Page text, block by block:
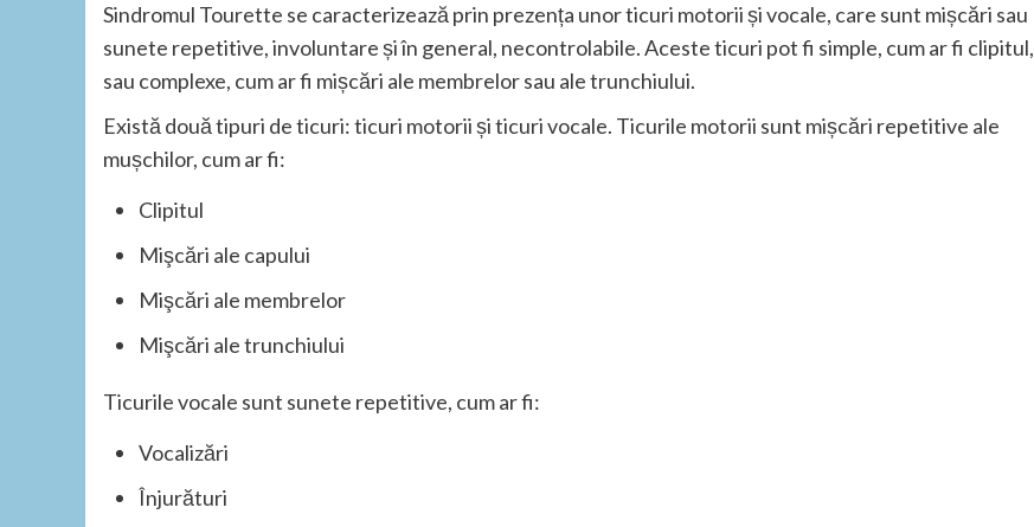
Sindromul Tourette se caracterizează prin prezența unor ticuri motorii și vocale, care sunt mișcări sau
sunete repetitive, involuntare și în general, necontrolabile. Aceste ticuri pot fi simple, cum ar fi clipitul,
sau complexe, cum ar fi mișcări ale membrelor sau ale trunchiului.
Există două tipuri de ticuri: ticuri motorii și ticuri vocale. Ticurile motorii sunt mișcări repetitive ale
mușchilor, cum ar fi:
Clipitul
Mişcări ale capului
Mişcări ale membrelor
Mişcări ale trunchiului
Ticurile vocale sunt sunete repetitive, cum ar fi:
Vocalizări
Înjurături